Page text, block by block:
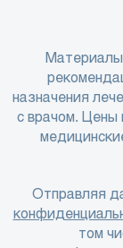
Материалы
назначения
с врачом. Цены
Отправляя
том